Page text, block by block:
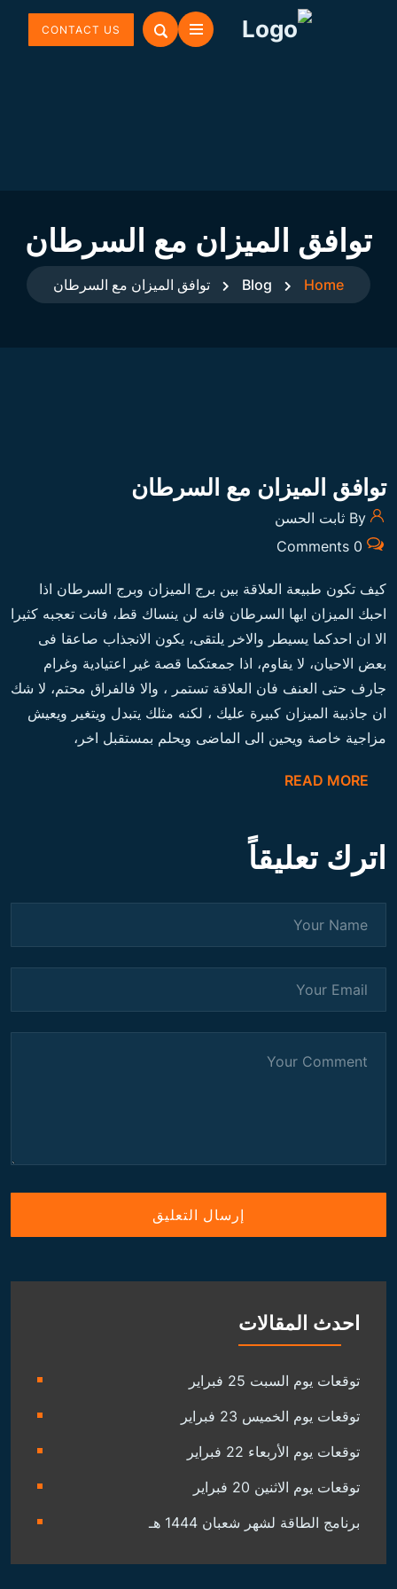
CONTACT US
توافق الميزان مع السرطان
Home
Blog توافق الميزان مع السرطان
توافق الميزان مع السرطان
0 Comments
كيف تكون طبيعة العلاقة بين برج الميزان وبرج السرطان اذا
احبك الميزان ايها السرطان فانه لن ينساك قط، فانت تعجبه كثيرا
الا ان احدكما يسيطر والاخر يلتقى، يكون الانجذاب صاعقا فى
بعض الاحيان، لا يقاوم، اذا جمعتكما قصة غير اعتيادية وغرام
جارف حتى العنف فان العلاقة تستمر ، والا فالفراق محتم، لا شك
ان جاذبية الميزان كبيرة عليك ، لكنه مثلك يتبدل ويتغير ويعيش
مزاجية خاصة ويحين الى الماضى ويحلم بمستقبل اخر،
READ MORE
اترك تعليقاً
احدث المقالات
توقعات يوم السبت 25 فبراير
توقعات يوم الخميس 23 فبراير
توقعات يوم الأربعاء 22 فبراير
توقعات يوم الاثنين 20 فبراير
برنامج الطاقة لشهر شعبان 1444 هـ